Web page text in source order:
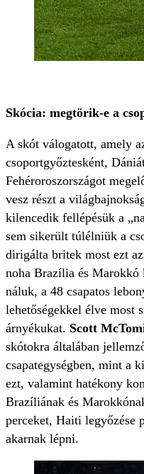
Skócia: megtörik-e a
A skót válogatott, amely
csoportgyőztesként,
Fehéroroszországot
vesz részt a
kilencedik fellépésük a
sem sikerült túlélniük a
dirigálta britek most ezt
noha Brazília és Marokkó
náluk, a 48 csapatos
lehetőségekkel élve most
árnyékukat. Scott
skótokra általában
csapategységben, mint a
ezt, valamint hatékony
Brazíliának és
perceket, Haiti legyőzése
akarnak lépni.